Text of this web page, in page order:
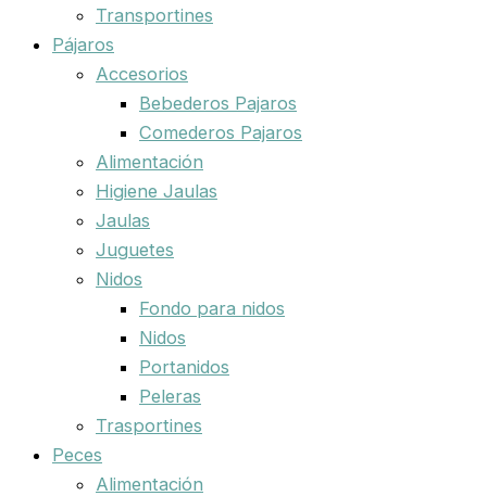
Transportines
Pájaros
Accesorios
Bebederos Pajaros
Comederos Pajaros
Alimentación
Higiene Jaulas
Jaulas
Juguetes
Nidos
Fondo para nidos
Nidos
Portanidos
Peleras
Trasportines
Peces
Alimentación